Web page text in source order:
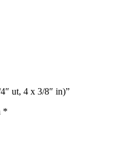
ut, 4 x 3/8″ in)”
*